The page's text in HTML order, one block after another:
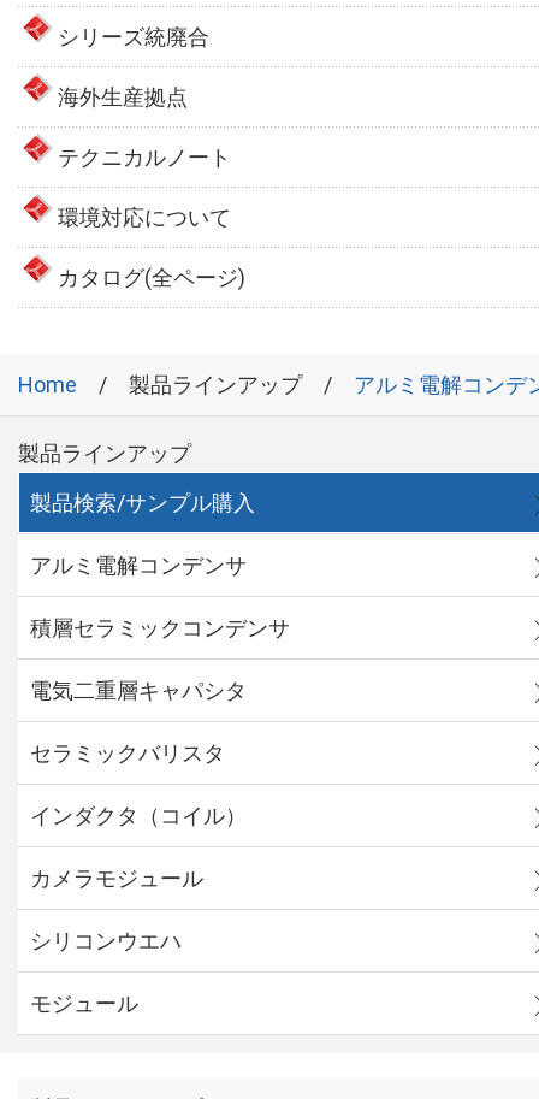
シリーズ統廃合
海外生産拠点
テクニカルノート
環境対応について
カタログ(全ページ)
Home 製品ラインアップ アルミ電解コンデ
製品ラインアップ
製品検索/サンプル購入
アルミ電解コンデンサ
積層セラミックコンデンサ
電気二重層キャパシタ
セラミックバリスタ
インダクタ（コイル）
カメラモジュール
シリコンウエハ
モジュール